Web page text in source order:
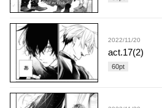
2022/11/20
act.17(2)
60pt